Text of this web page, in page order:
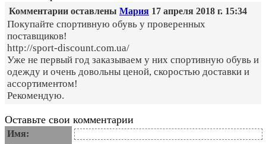
Комментарии оставлены Мария 17 апреля 2018 г. 15:34
Покупайте спортивную обувь у проверенных
поставщиков!
http://sport-discount.com.ua/
Уже не первый год заказываем у них спортивную обувь и
одежду и очень довольны ценой, скоростью доставки и
ассортиментом!
Рекомендую.
Оставьте свои комментарии
Имя: